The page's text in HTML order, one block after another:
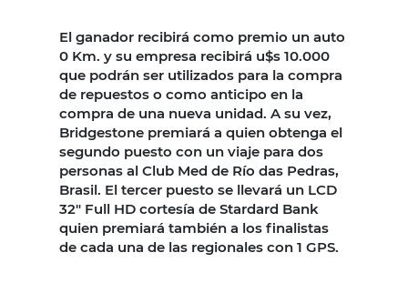
El ganador recibirá como premio un auto
0 Km. y su empresa recibirá u$s 10.000
que podrán ser utilizados para la compra
de repuestos o como anticipo en la
compra de una nueva unidad. A su vez,
Bridgestone premiará a quien obtenga el
segundo puesto con un viaje para dos
personas al Club Med de Río das Pedras,
Brasil. El tercer puesto se llevará un LCD
32″ Full HD cortesía de Stardard Bank
quien premiará también a los finalistas
de cada una de las regionales con 1 GPS.